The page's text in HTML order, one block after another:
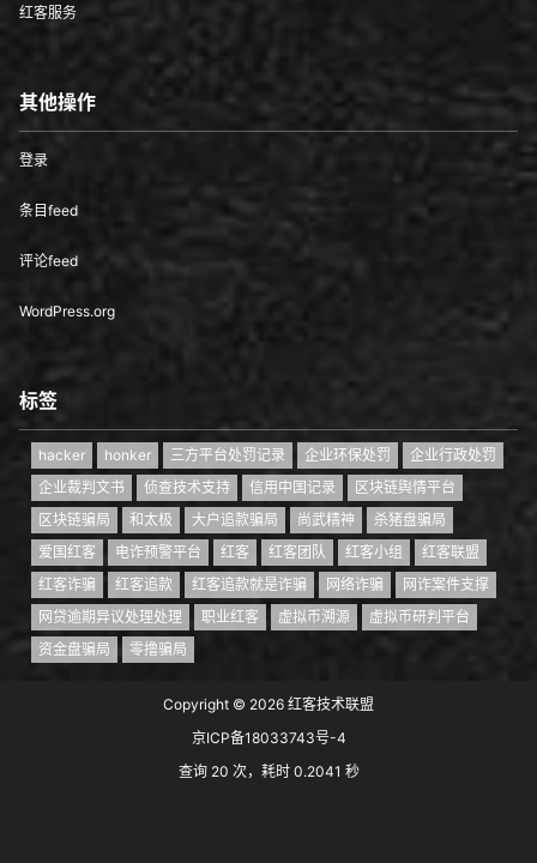
红客服务
其他操作
登录
条目feed
评论feed
WordPress.org
标签
hacker honker 三方平台处罚记录 企业环保处罚
企业行政处罚
企业裁判文书
侦查技术支持 信用中国记录
区块链舆情平台
区块链骗局
和太极 大户追款骗局 尚武精神
杀猪盘骗局
爱国红客
电诈预警平台 红客 红客团队 红客小组
红客联盟
红客诈骗
红客追款 红客追款就是诈骗 网络诈骗
网诈案件支撑
网贷逾期异议处理处理
职业红客 虚拟币溯源
虚拟币研判平台
资金盘骗局
零撸骗局
Copyright © 2026 红客技术联盟
京ICP备18033743号-4
查询 20 次，耗时 0.2041 秒